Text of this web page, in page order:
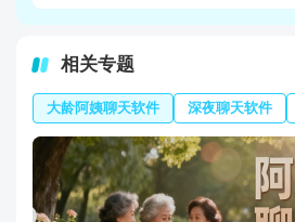
相关专题
大龄阿姨聊天软件 深夜聊天软件